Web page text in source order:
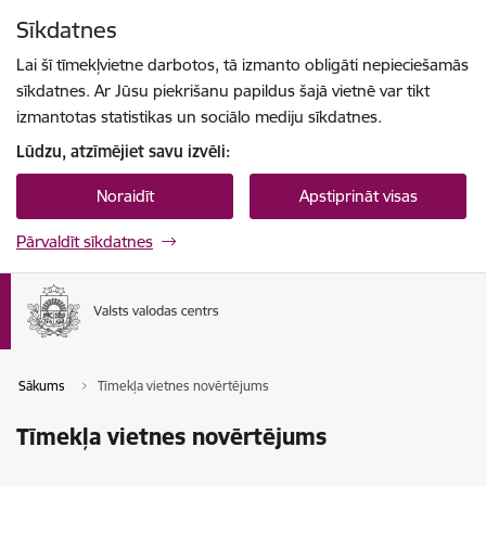
Sīkdatnes
Lai šī tīmekļvietne darbotos, tā izmanto obligāti nepieciešamās
sīkdatnes. Ar Jūsu piekrišanu papildus šajā vietnē var tikt
izmantotas statistikas un sociālo mediju sīkdatnes.
Lūdzu, atzīmējiet savu izvēli:
Noraidīt Apstiprināt visas
Pārvaldīt sīkdatnes
Sākums Tīmekļa vietnes novērtējums
Tīmekļa vietnes novērtējums